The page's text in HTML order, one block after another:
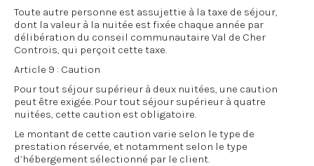
Toute autre personne est assujettie à la taxe de séjour,
dont la valeur à la nuitée est fixée chaque année par
délibération du conseil communautaire Val de Cher
Controis, qui perçoit cette taxe.
Article 9 : Caution
Pour tout séjour supérieur à deux nuitées, une caution
peut être exigée. Pour tout séjour supérieur à quatre
nuitées, cette caution est obligatoire.
Le montant de cette caution varie selon le type de
prestation réservée, et notamment selon le type
d’hébergement sélectionné par le client.